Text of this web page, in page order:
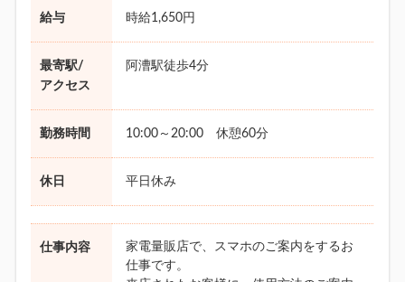
給与 時給1,650円
最寄駅/
アクセス
阿漕駅徒歩4分
勤務時間 10:00～20:00 休憩60分
休日 平日休み
仕事内容
家電量販店で、スマホのご案内をするお
仕事です。